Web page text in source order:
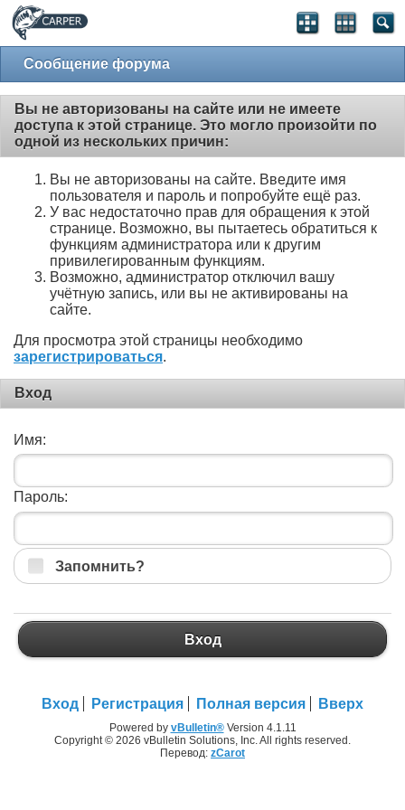
Сообщение форума
Вы не авторизованы на сайте или не имеете
доступа к этой странице. Это могло произойти по
одной из нескольких причин:
Вы не авторизованы на сайте. Введите имя
пользователя и пароль и попробуйте ещё раз.
У вас недостаточно прав для обращения к этой
странице. Возможно, вы пытаетесь обратиться к
функциям администратора или к другим
привилегированным функциям.
Возможно, администратор отключил вашу
учётную запись, или вы не активированы на
сайте.
Для просмотра этой страницы необходимо
зарегистрироваться.
Вход
Имя:
Пароль:
Запомнить?
Вход
Вход Регистрация Полная версия Вверх
Powered by vBulletin®Version 4.1.11
Copyright © 2026 vBulletin Solutions, Inc. All rights reserved.
Перевод: zCarot